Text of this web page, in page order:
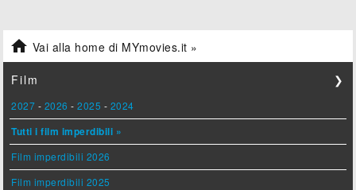
 Vai alla home di MYmovies.it »
Film ❯
2027 - 2026 -2025 - 2024
Tutti i film imperdibili »
Film imperdibili 2026
Film imperdibili 2025